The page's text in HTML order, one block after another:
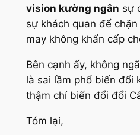
vision kường ngân sự
sự khách quan để
may không khẩn cấp
Bên cạnh ấy, không
là sai lầm phổ biến đổi
thậm chí biến đổi đổi
Tóm lại,